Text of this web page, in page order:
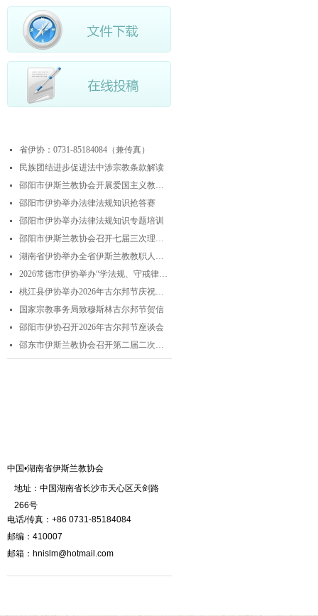
넷 省伊协：0731-85184084（兼传真）
넷 民族团结进步促进法中涉宗教条款解读
넷 邵阳市伊斯兰教协会开展爱国主义教育实践暨中华优秀传统文化研学活动
넷 邵阳市伊协举办法律法规知识抢答赛
넷 邵阳市伊协举办法律法规知识专题培训
넷 邵阳市伊斯兰教协会召开七届三次理事会
넷 湖南省伊协举办全省伊斯兰教教职人员解经培训暨“学法规、守戒律、重修为、树形象”主题演讲比赛
넷 2026常德市伊协举办“学法规、守戒律、重修为、树形象”专题阿訇培训班 暨阿訇演讲交流赛
넷 桃江县伊协举办2026年古尔邦节庆祝活动
넷 国家宗教事务局致穆斯林古尔邦节贺信
넷 邵阳市伊协召开2026年古尔邦节座谈会
넷 邵东市伊斯兰教协会召开第二届二次理事会
地址：中国湖南省长沙市天心区天剑路
266号
中国•湖南省伊斯兰教协会
电话/传真：+86 0731-85184084
邮编：410007
邮箱：hnislm@hotmail.com